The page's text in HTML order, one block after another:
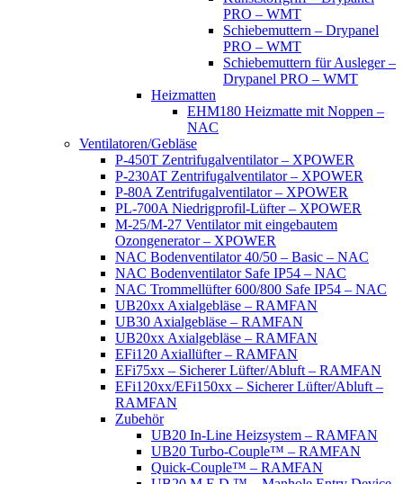
PRO – WMT
Schiebemuttern – Drypanel
PRO – WMT
Schiebemuttern für Ausleger –
Drypanel PRO – WMT
Heizmatten
EHM180 Heizmatte mit Noppen –
NAC
Ventilatoren/Gebläse
P-450T Zentrifugalventilator – XPOWER
P-230AT Zentrifugalventilator – XPOWER
P-80A Zentrifugalventilator – XPOWER
PL-700A Niedrigprofil-Lüfter – XPOWER
M-25/M-27 Ventilator mit eingebautem
Ozongenerator – XPOWER
NAC Bodenventilator 40/50 – Basic – NAC
NAC Bodenventilator Safe IP54 – NAC
NAC Trommellüfter 600/800 Safe IP54 – NAC
UB20xx Axialgebläse – RAMFAN
UB30 Axialgebläse – RAMFAN
UB20xx Axialgebläse – RAMFAN
EFi120 Axiallüfter – RAMFAN
EFi75xx – Sicherer Lüfter/Abluft – RAMFAN
EFi120xx/EFi150xx – Sicherer Lüfter/Abluft –
RAMFAN
Zubehör
UB20 In-Line Heizsystem – RAMFAN
UB20 Turbo-Couple™ – RAMFAN
Quick-Couple™ – RAMFAN